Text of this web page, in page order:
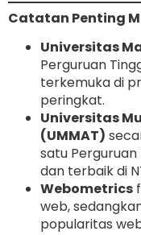
Catatan Penting
Universitas
Perguruan
terkemuka di
peringkat.
Universitas
(UMMAT)
satu
dan terbaik di
Webometrics
web,
popularitas